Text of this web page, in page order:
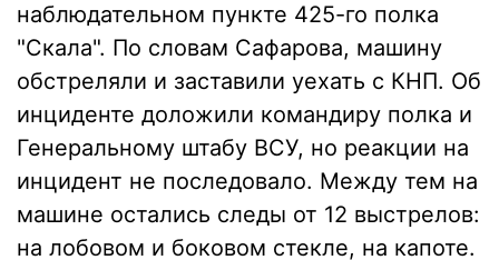
наблюдательном пункте 425-го полка
"Скала". По словам Сафарова, машину
обстреляли и заставили уехать с КНП. Об
инциденте доложили командиру полка и
Генеральному штабу ВСУ, но реакции на
инцидент не последовало. Между тем на
машине остались следы от 12 выстрелов:
на лобовом и боковом стекле, на капоте.